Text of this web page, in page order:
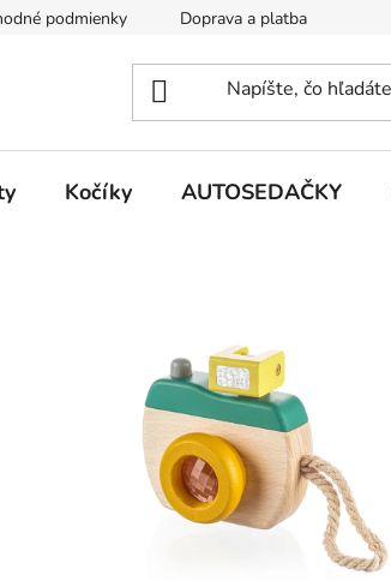
podmienky Doprava a platba
Kočíky AUTOSEDAČKY